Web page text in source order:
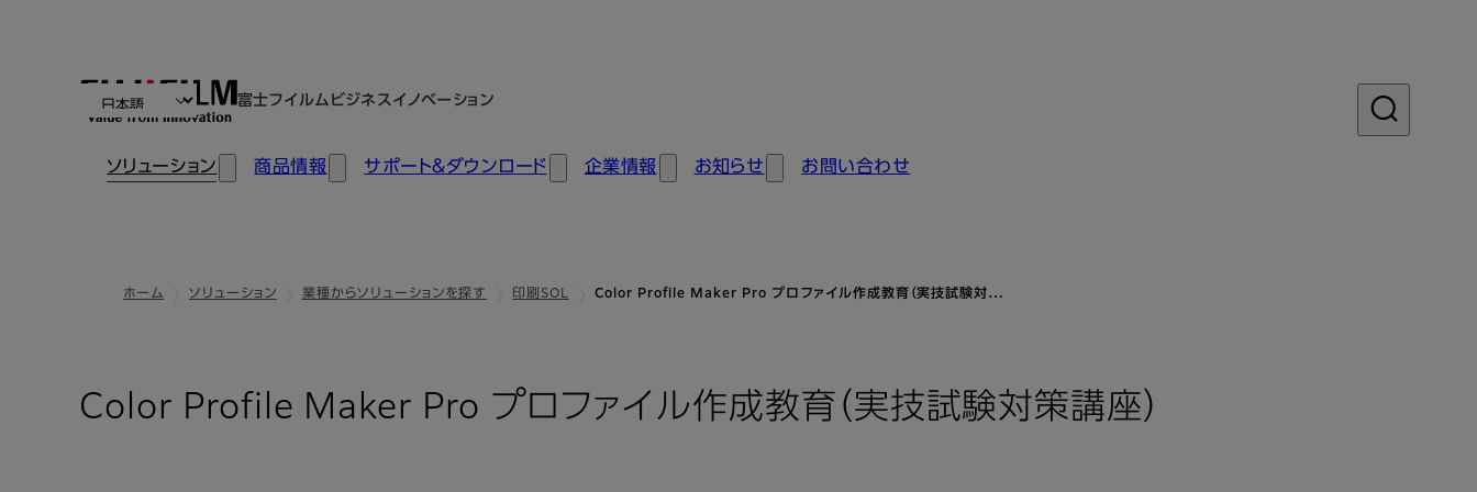
富士フイルムビジネスイノベーション
ソリューション 商品情報 サポート＆ダウンロード 企業情報 お知らせ お問い合わせ
ホーム ソリューション 業種からソリューションを探す 印刷SOL Color Profile Maker Pro プロファイル作成教育（実技試験対…
Color Profile Maker Pro プロファイル作成教育（実技試験対策講座）